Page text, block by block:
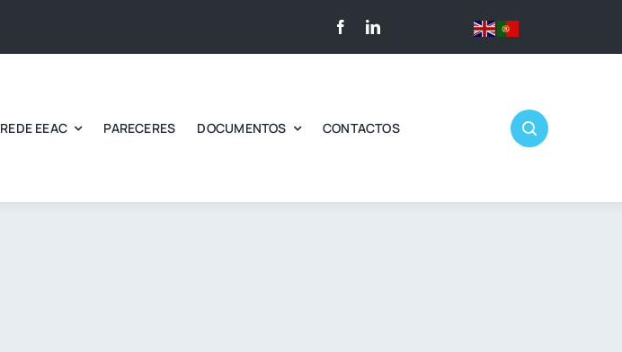
REDE EEAC PARECERES DOCUMENTOS CONTACTOS